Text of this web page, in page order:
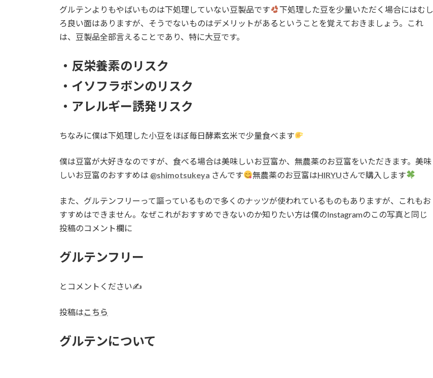
グルテンよりもやばいものは下処理していない豆製品です
下処理した豆を少量いただく場合にはむし
ろ良い面はありますが、そうでないものはデメリットがあるということを覚えておきましょう。これ
は、豆製品全部言えることであり、特に大豆です。
・反栄養素のリスク
・イソフラボンのリスク
・アレルギー誘発リスク
ちなみに僕は下処理した小豆をほぼ毎日酵素玄米で少量食べます
僕は豆富が大好きなのですが、食べる場合は美味しいお豆富か、無農薬のお豆富をいただきます。美味
しいお豆富のおすすめは @shimotsukeya さんです 無農薬のお豆富はHIRYUさんで購入します
また、グルテンフリーって謳っているもので多くのナッツが使われているものもありますが、これもお
すすめはできません。なぜこれがおすすめできないのか知りたい方は僕のInstagramのこの写真と同じ
投稿のコメント欄に
グルテンフリー
とコメントください✍️
投稿はこちら
グルテンについて